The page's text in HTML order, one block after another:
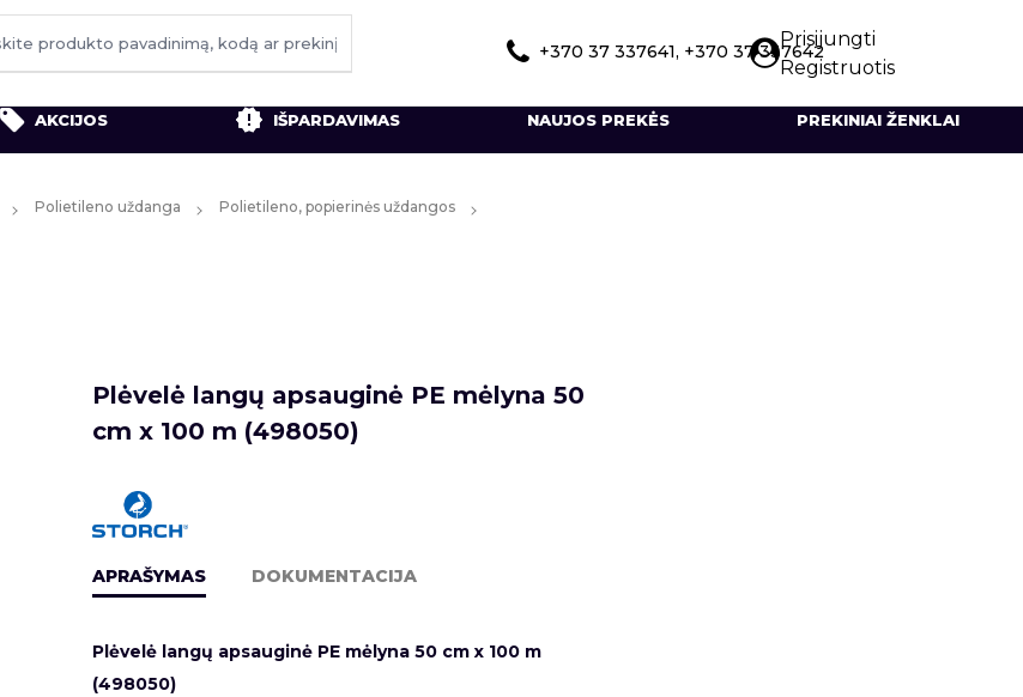
Prisijungti
Registruotis
+370 37 337641, +370 37 337642
AKCIJOS IŠPARDAVIMAS NAUJOS PREKĖS PREKINIAI ŽENKLAI
Polietileno uždanga
Polietileno, popierinės uždangos
Plėvelė langų apsauginė PE mėlyna 50
cm x 100 m (498050)
APRAŠYMAS DOKUMENTACIJA
Plėvelė langų apsauginė PE mėlyna 50 cm x 100 m
(498050)